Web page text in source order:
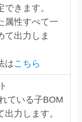
きます。
属性すべて一
て出力しま
はこちら
ている子BOM
力します。